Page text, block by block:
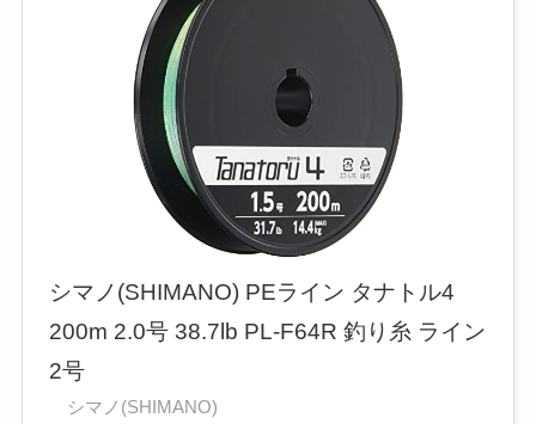
シマノ(SHIMANO) PEライン タナトル4
200m 2.0号 38.7lb PL-F64R 釣り糸 ライン
2号
シマノ(SHIMANO)